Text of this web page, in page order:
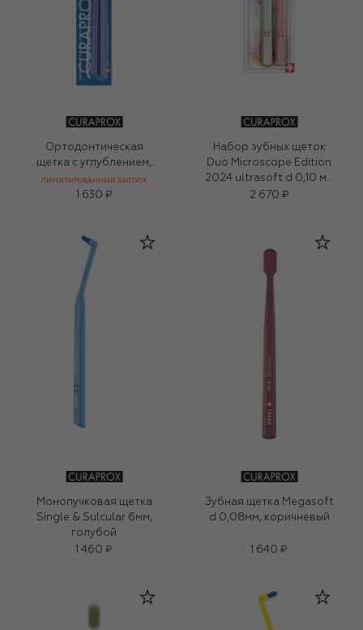
Ортодонтическая
щетка с углублением,
фиолетовый
ЛИМИТИРОВАННЫЙ ВЫПУСК
1 630 ₽
Набор зубных щеток
Duo Microscope Edition
2024 ultrasoft d 0,10 мм
(2 шт.)
2 670 ₽
Монопучковая щетка
Single & Sulcular 6мм,
голубой
1 460 ₽
Зубная щетка Megasoft
d 0,08мм, коричневый
1 640 ₽